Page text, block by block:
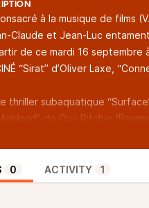
à la musique de films
Claude et Jean-Luc
de ce mardi 16 septembre
“Sirat” d’Oliver Laxe,
thriller subaquatique
de Guy Ritchie
c’est selon, avec crimes
qui n’est pas en reste,
Luc Besson.
0 ACTIVITY 1